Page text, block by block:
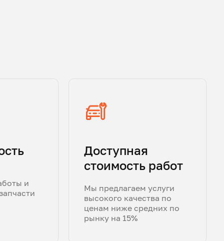
и
Доступная
стоимость работ
Мы предлагаем услуги
высокого качества по
ценам ниже средних по
рынку на 15%